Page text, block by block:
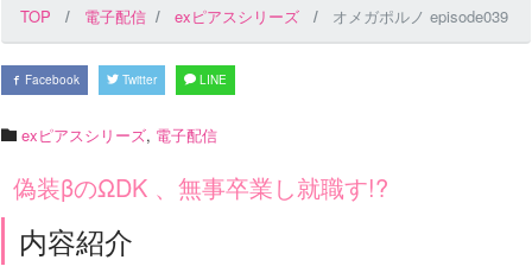
TOP 電子配信 exピアスシリーズ オメガポルノ episode039
Facebook Twitter LINE
exピアスシリーズ, 電子配信
偽装βのΩDK 、無事卒業し就職す!?
内容紹介